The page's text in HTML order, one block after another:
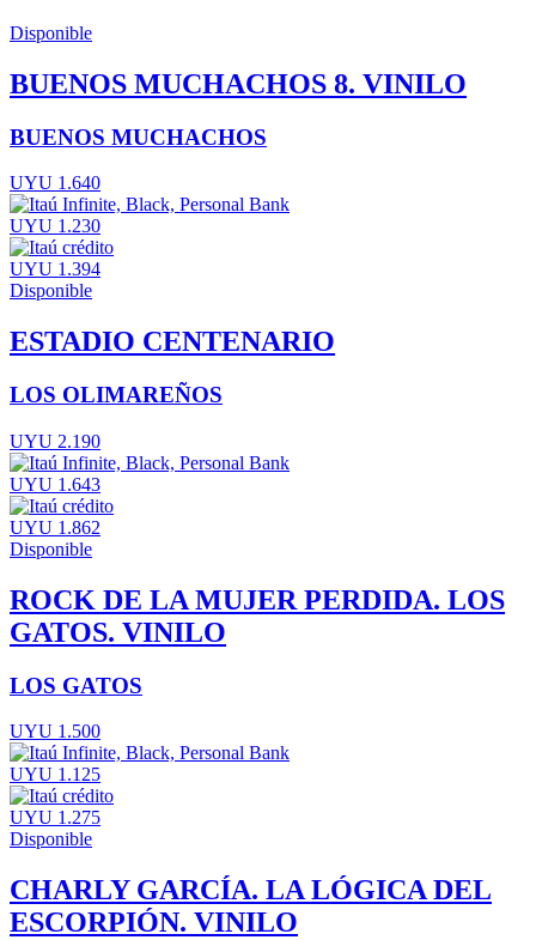
Disponible
BUENOS MUCHACHOS 8. VINILO
BUENOS MUCHACHOS
UYU 1.640
UYU 1.230
UYU 1.394
Disponible
ESTADIO CENTENARIO
LOS OLIMAREÑOS
UYU 2.190
UYU 1.643
UYU 1.862
Disponible
ROCK DE LA MUJER PERDIDA. LOS
GATOS. VINILO
LOS GATOS
UYU 1.500
UYU 1.125
UYU 1.275
Disponible
CHARLY GARCÍA. LA LÓGICA DEL
ESCORPIÓN. VINILO